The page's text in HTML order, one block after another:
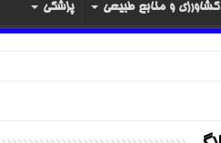
کشاورزی و منابع طبیعی پزشکی